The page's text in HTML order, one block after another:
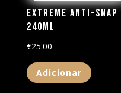
Extreme Anti-Snap
240ML
€25.00
Adicionar